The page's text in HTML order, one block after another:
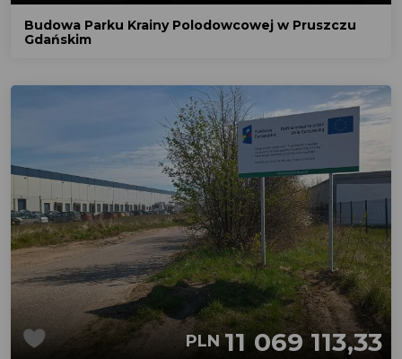
Budowa Parku Krainy Polodowcowej w Pruszczu
Gdańskim
PLN11 069 113,33